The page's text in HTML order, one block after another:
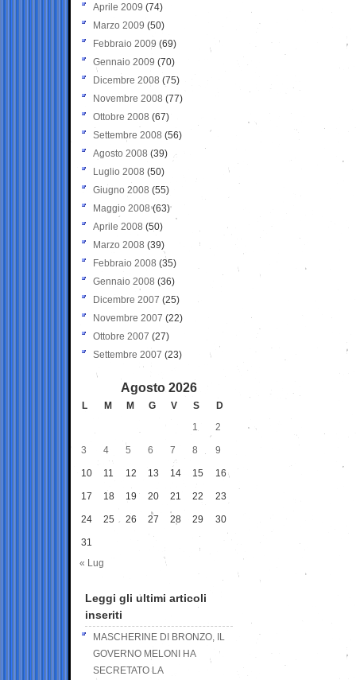
Aprile 2009 (74)
Marzo 2009 (50)
Febbraio 2009 (69)
Gennaio 2009 (70)
Dicembre 2008 (75)
Novembre 2008 (77)
Ottobre 2008 (67)
Settembre 2008 (56)
Agosto 2008 (39)
Luglio 2008 (50)
Giugno 2008 (55)
Maggio 2008(63)
Aprile 2008 (50)
Marzo 2008 (39)
Febbraio 2008 (35)
Gennaio 2008 (36)
Dicembre 2007 (25)
Novembre 2007 (22)
Ottobre 2007 (27)
Settembre 2007 (23)
Agosto 2026
L M M G V S
D
1
2
3 4 5 6 7 8 9
10 11 12 13 14 15 16
17 18 19 20 21 22 23
24 25 26 27 28 29 30
31
« Lug
Leggi gli ultimi articoli
inseriti
MASCHERINE DI BRONZO, IL
GOVERNO MELONI HA
SECRETATO LA